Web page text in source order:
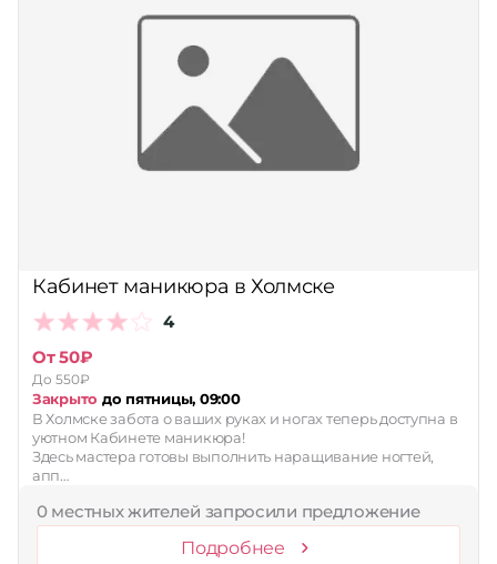
Кабинет маникюра в Холмске
4
От 50₽
До 550₽
Закрыто до пятницы, 09:00
В Холмске забота о ваших руках и ногах теперь доступна в
уютном Кабинете маникюра!
Здесь мастера готовы выполнить наращивание ногтей,
апп…
0 местных жителей запросили предложение
Подробнее